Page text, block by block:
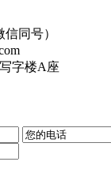
同号）
字楼A座